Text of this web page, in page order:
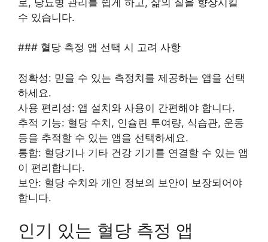
수 있습니다.
### 혈당 측정 앱 선택 시 고려 사항
정확성: 믿을 수 있는 측정치를 제공하는 앱을 선택
하세요.
사용 편리성: 앱 설치와 사용이 간편해야 합니다.
추적 기능: 혈당 수치, 인슐린 투여량, 식습관, 운동
등을 추적할 수 있는 앱을 선택하세요.
통합: 혈당기나 기타 건강 기기를 연결할 수 있는 앱
이 편리합니다.
보안: 혈당 수치와 개인 정보의 보안이 보장되어야
합니다.
인기 있는 혈당 측정 앱